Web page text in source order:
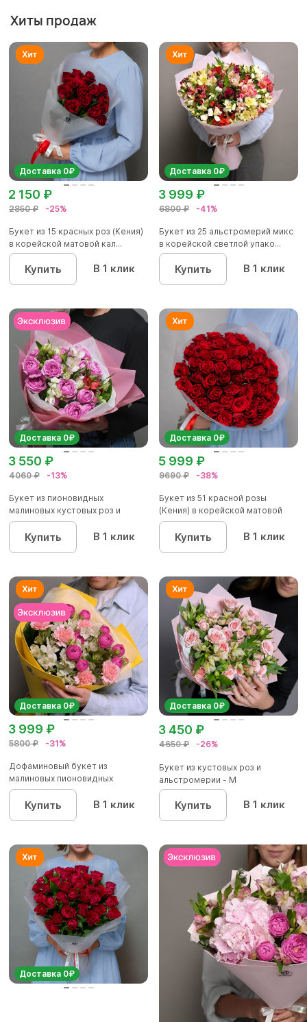
Хиты продаж
Доставка 0₽
2850 ₽ -25%
2 150 ₽
Букет из 15 красных роз (Кения)
в корейской матовой кал...
Купить В 1 клик
Доставка 0₽
6800 ₽ -41%
3 999 ₽
Букет из 25 альстромерий микс
в корейской светлой упако...
Купить В 1 клик
Доставка 0₽
4060 ₽ -13%
3 550 ₽
Букет из пионовидных
малиновых кустовых роз и
альстроме...
Купить В 1 клик
Доставка 0₽
9690 ₽ -38%
5 999 ₽
Букет из 51 красной розы
(Кения) в корейской матовой
уп...
Купить В 1 клик
Доставка 0₽
5800 ₽ -31%
3 999 ₽
Дофаминовый букет из
малиновых пионовидных
кустовых роз...
Купить В 1 клик
Доставка 0₽
4650 ₽ -26%
3 450 ₽
Букет из кустовых роз и
альстромерии - М
Купить В 1 клик
Доставка 0₽